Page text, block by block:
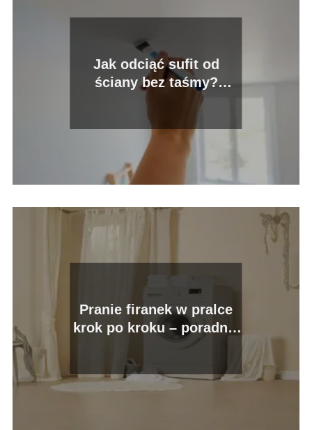
Jak odciąć sufit od
ściany bez taśmy?
Sprawdź nasze porady!
Pranie firanek w pralce
krok po kroku – poradnik